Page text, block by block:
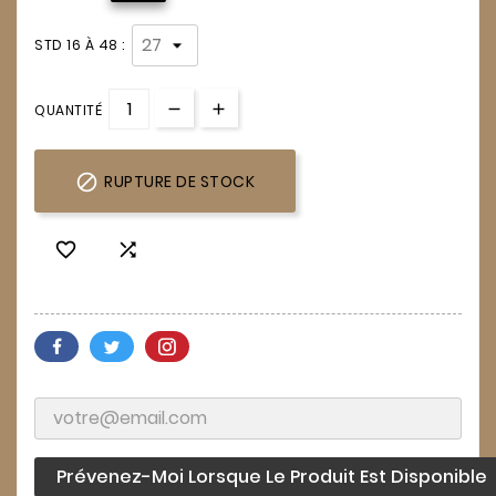
STD 16 À 48 :
QUANTITÉ
 RUPTURE DE STOCK
 
Prévenez-Moi Lorsque Le Produit Est Disponible